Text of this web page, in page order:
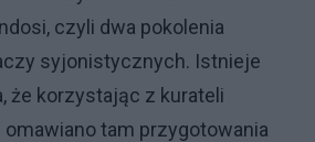
czyli dwa pokolenia
syjonistycznych. Istnieje
że korzystając z kurateli
tam przygotowania